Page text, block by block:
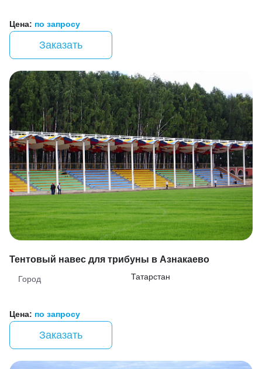
Цена: по запросу
Заказать
Тентовый навес для трибуны в Азнакаево
Город Татарстан
Цена: по запросу
Заказать